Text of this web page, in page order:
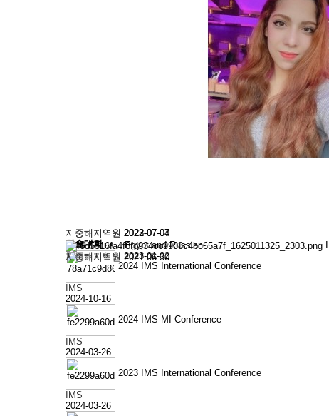
지중해지역원 2023-07-04
IMS Focus _ Egypt and Russian-…
지중해지역원 2023-01-02
지중해지역원 2022-07-07
지중해지역원 2021-06-30
학술대회
2024 IMS International Conference
IMS
2024-10-16
2024 IMS-MI Conference
IMS
2024-03-26
2023 IMS International Conference
IMS
2024-03-26